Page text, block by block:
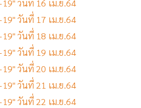
19" วันที่ 16 เม.ย.64
19" วันที่ 17 เม.ย.64
19" วันที่ 18 เม.ย.64
19" วันที่ 19 เม.ย.64
19" วันที่ 20 เม.ย.64
19" วันที่ 21 เม.ย.64
19" วันที่ 22 เม.ย.64